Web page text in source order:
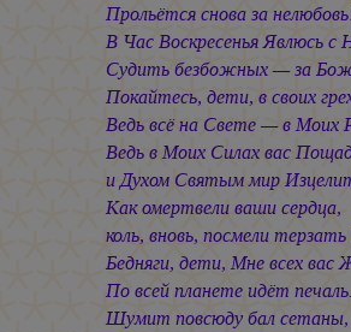
Прольётся снова за
В Час Воскресенья Явлюсь с
Судить безбожных — за
Покайтесь, дети, в своих
Ведь всё на Свете — в Моих
Ведь в Моих Силах вас
и Духом Святым мир
Как омертвели ваши сердца,
коль, вновь, посмели
Бедняги, дети, Мне всех вас
По всей планете идёт
Шумит повсюду бал сетаны,